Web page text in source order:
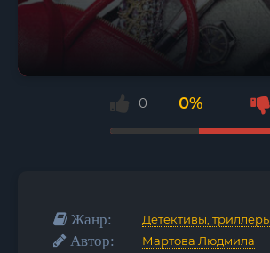
0 0%
Жанр: Детективы, триллеры
Автор: Мартова Людмила